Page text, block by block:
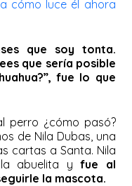
cómo luce él ahora
que soy tonta.
que sería posible
fue lo que
perro ¿cómo pasó?
de Nila Dubas, una
cartas a Santa. Nila
la abuelita yfue al
la mascota.